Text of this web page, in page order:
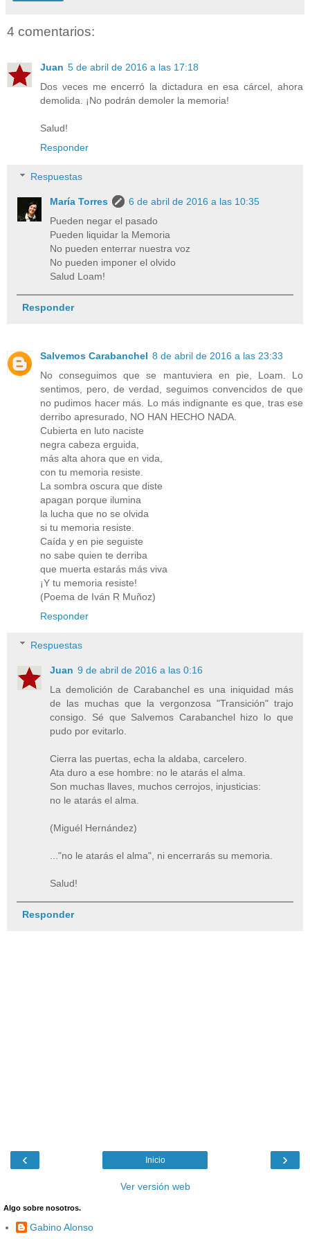
4 comentarios:
Juan 5 de abril de 2016 a las 17:18
Dos veces me encerró la dictadura en esa cárcel, ahora
demolida. ¡No podrán demoler la memoria!
Salud!
Responder
Respuestas
María Torres
6 de abril de 2016 a las 10:35
Pueden negar el pasado
Pueden liquidar la Memoria
No pueden enterrar nuestra voz
No pueden imponer el olvido
Salud Loam!
Responder
Salvemos Carabanchel 8 de abril de 2016 a las 23:33
No conseguimos que se mantuviera en pie, Loam. Lo
sentimos, pero, de verdad, seguimos convencidos de que
no pudimos hacer más. Lo más indignante es que, tras ese
derribo apresurado, NO HAN HECHO NADA.
Cubierta en luto naciste
negra cabeza erguida,
más alta ahora que en vida,
con tu memoria resiste.
La sombra oscura que diste
apagan porque ilumina
la lucha que no se olvida
si tu memoria resiste.
Caída y en pie seguiste
no sabe quien te derriba
que muerta estarás más viva
¡Y tu memoria resiste!
(Poema de Iván R Muñoz)
Responder
Respuestas
Juan 9 de abril de 2016 a las 0:16
La demolición de Carabanchel es una iniquidad más
de las muchas que la vergonzosa "Transición" trajo
consigo. Sé que Salvemos Carabanchel hizo lo que
pudo por evitarlo.
Cierra las puertas, echa la aldaba, carcelero.
Ata duro a ese hombre: no le atarás el alma.
Son muchas llaves, muchos cerrojos, injusticias:
no le atarás el alma.
(Miguél Hernández)
..."no le atarás el alma", ni encerrarás su memoria.
Salud!
Responder
‹ ›
Inicio
Ver versión web
Algo sobre nosotros.
Gabino Alonso